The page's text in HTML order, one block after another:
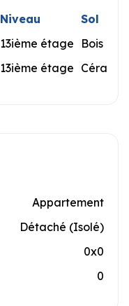
Niveau
Sol
13ième étage
Bois
13ième étage
Appartement
Détaché (Isolé)
0x0
0